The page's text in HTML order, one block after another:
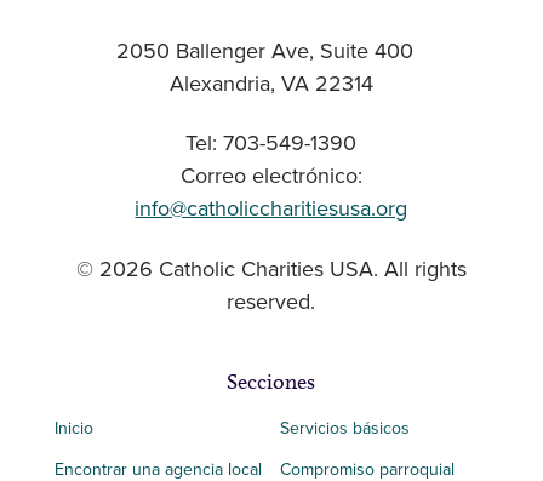
2050 Ballenger Ave, Suite 400
Alexandria, VA 22314
Tel: 703-549-1390
Correo electrónico:
info@catholiccharitiesusa.org
© 2026 Catholic Charities USA. All rights
reserved.
Secciones
Inicio
Encontrar una agencia local
Servicios básicos
Compromiso parroquial